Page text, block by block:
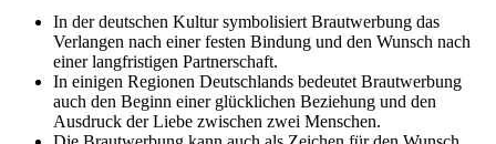
In der deutschen Kultur symbolisiert Brautwerbung das
Verlangen nach einer festen Bindung und den Wunsch nach
einer langfristigen Partnerschaft.
In einigen Regionen Deutschlands bedeutet Brautwerbung
auch den Beginn einer glücklichen Beziehung und den
Ausdruck der Liebe zwischen zwei Menschen.